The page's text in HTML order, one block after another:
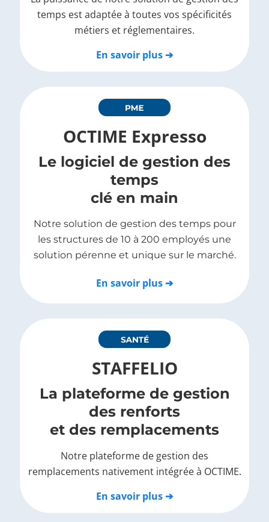
temps est adaptée à toutes vos spécificités
métiers et réglementaires.
En savoir plus ➔
OCTIME Expresso
Le logiciel de gestion des
temps
clé en main
Notre solution de gestion des temps pour
les structures de 10 à 200 employés une
solution pérenne et unique sur le marché.
En savoir plus ➔
STAFFELIO
La plateforme de gestion
des renforts
et des remplacements
Notre plateforme de gestion des
remplacements nativement intégrée à OCTIME.
En savoir plus ➔